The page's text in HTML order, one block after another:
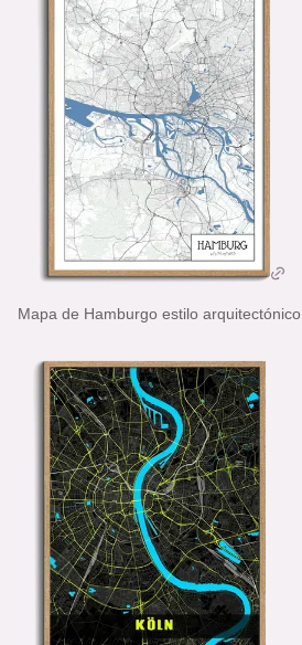
Mapa de Hamburgo estilo arquitectónico